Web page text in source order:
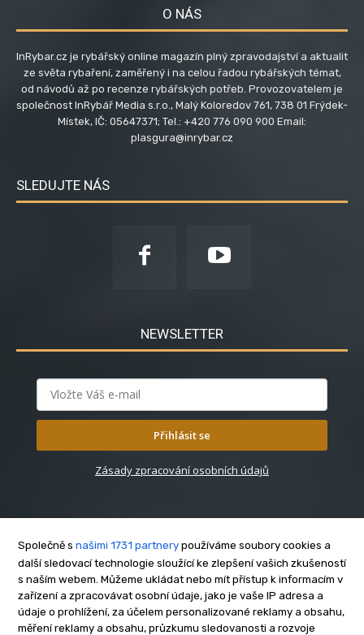
O NÁS
InRybar.cz je rybářský online magazín plný zpravodajství a aktualit
ze světa rybaření, zaměřený i na celou řadou rybářských témat,
od návodů až po recenze rybářských potřeb. Provozovatelem je
společnost InRybář Media s.r.o., Malý Koloredov 761, 738 01 Frýdek-
Místek, IČ: 05647371; Tel.: +420 776 090 900 Email:
plasgura@inrybar.cz
SLEDUJTE NÁS
NEWSLETTER
Přihlásit se
Zásady zpracování osobních údajů
O nás
Kontakt
Reklama
Společně s našimi 1731 partnery používáme soubory cookies a
další sledovací technologie sloužící ke zlepšení vašich zkušeností
s naším webem. Můžeme ukládat nebo mít přístup k informacím v
zařízení a zpracovávat osobní údaje, jako je vaše IP adresa a
údaje o prohlížení, za účelem personalizované reklamy a obsahu,
měření reklamy a obsahu, průzkumu sledovanosti a rozvoje